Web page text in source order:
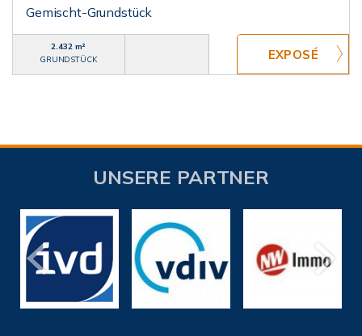
Gemischt-Grundstück
2.432 m²
GRUNDSTÜCK
UNSERE PARTNER